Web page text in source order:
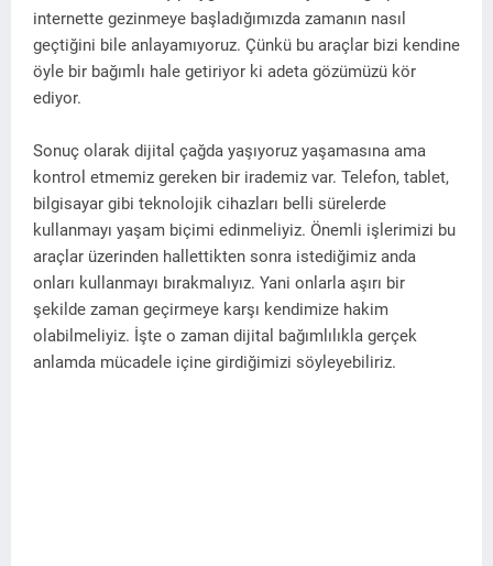
internette gezinmeye başladığımızda zamanın nasıl
geçtiğini bile anlayamıyoruz. Çünkü bu araçlar bizi kendine
öyle bir bağımlı hale getiriyor ki adeta gözümüzü kör
ediyor.
Sonuç olarak dijital çağda yaşıyoruz yaşamasına ama
kontrol etmemiz gereken bir irademiz var. Telefon, tablet,
bilgisayar gibi teknolojik cihazları belli sürelerde
kullanmayı yaşam biçimi edinmeliyiz. Önemli işlerimizi bu
araçlar üzerinden hallettikten sonra istediğimiz anda
onları kullanmayı bırakmalıyız. Yani onlarla aşırı bir
şekilde zaman geçirmeye karşı kendimize hakim
olabilmeliyiz. İşte o zaman dijital bağımlılıkla gerçek
anlamda mücadele içine girdiğimizi söyleyebiliriz.